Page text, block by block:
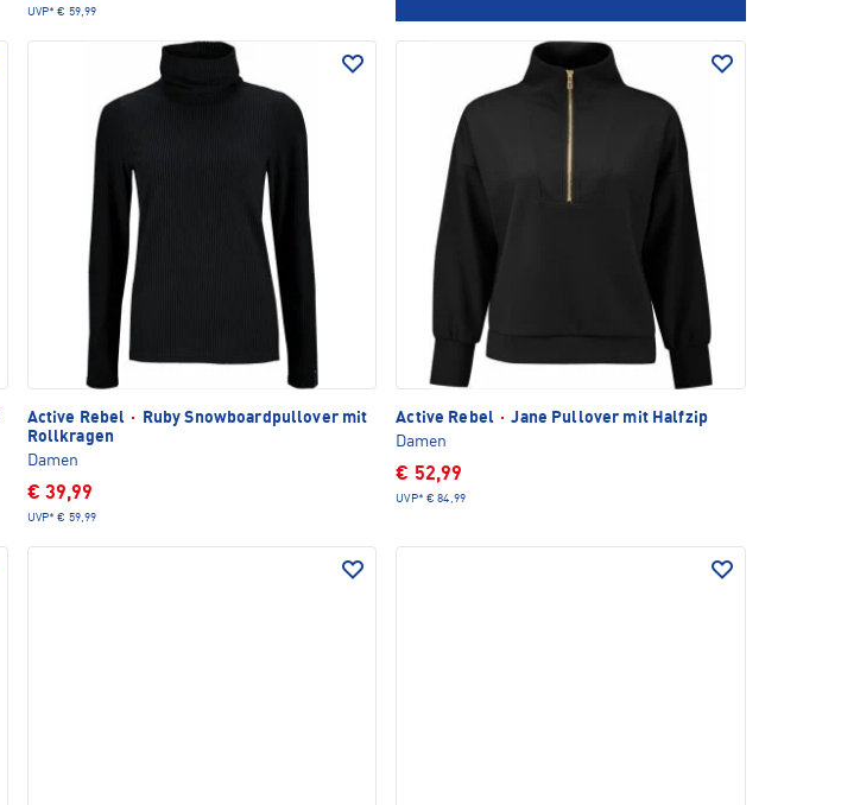
UVP* € 59,99
Active Rebel ·
Ruby Snowboardpullover mit
Rollkragen
Damen
€ 39,99
UVP* € 59,99
Active Rebel · Jane Pullover mit Halfzip
Damen
€ 52,99
UVP* € 84,99